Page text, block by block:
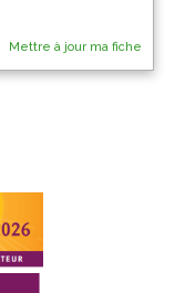
Mettre à jour ma fiche